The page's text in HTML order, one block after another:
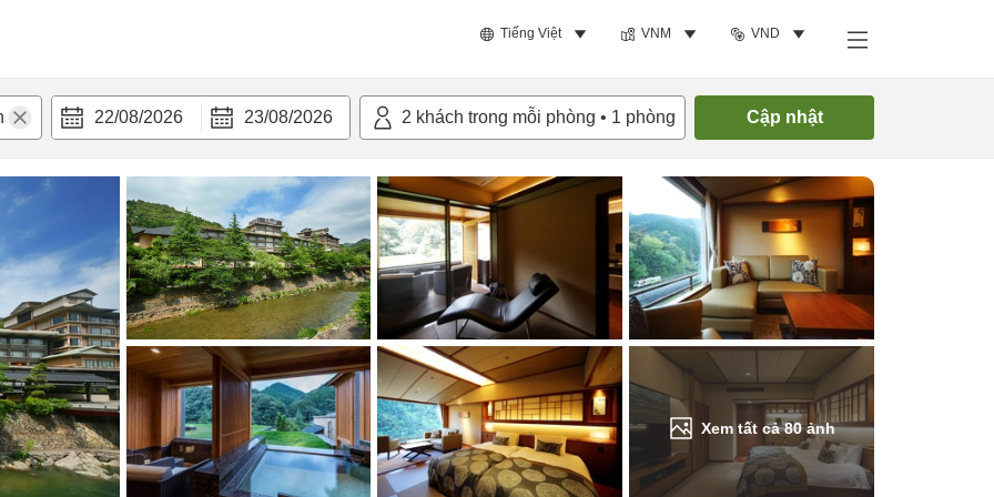
Tiếng Việt VNM VND
22/08/2026 23/08/2026 2 khách trong mỗi phòng • 1 phòng Cập nhật
Xem tất cả80ảnh
bật Tiện nghi Tìm phòng trống